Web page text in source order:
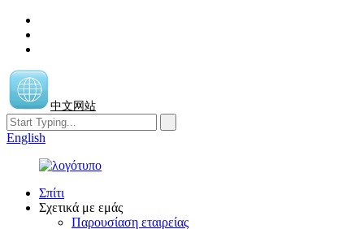
中文网站
English
Σπίτι
Σχετικά με εμάς
Παρουσίαση εταιρείας